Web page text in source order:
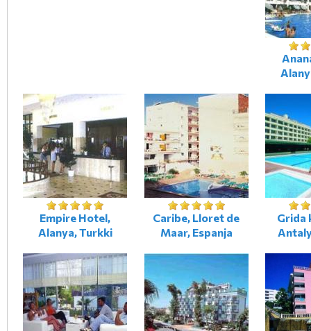
Empire Hotel,
Alanya, Turkki
Caribe, Lloret de
Maar, Espanja
Grida